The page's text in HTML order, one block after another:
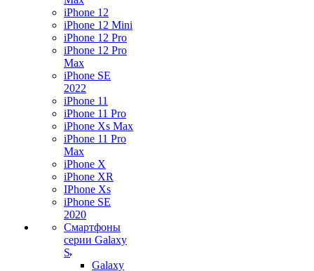
iPhone 12
iPhone 12 Mini
iPhone 12 Pro
iPhone 12 Pro
Max
iPhone SE
2022
iPhone 11
iPhone 11 Pro
iPhone Xs Max
iPhone 11 Pro
Max
iPhone X
iPhone XR
IPhone Xs
iPhone SE
2020
Смартфоны
серии Galaxy
S
Galaxy